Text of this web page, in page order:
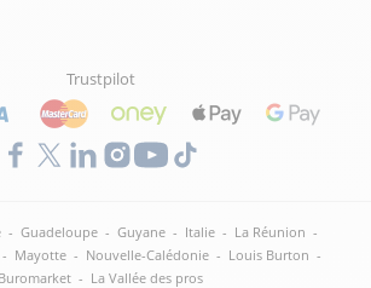
Trustpilot
- Guadeloupe - Guyane - Italie - La Réunion -
- Mayotte - Nouvelle-Calédonie - Louis Burton -
Buromarket - La Vallée des pros